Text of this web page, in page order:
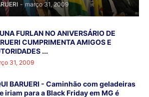
- março 31, 2009
FURLAN NO ANIVERSÁRIO DE
CUMPRIMENTA AMIGOS E
...
31, 2009
BARUERI - Caminhão com geladeiras
iriam para a Black Friday em MG é